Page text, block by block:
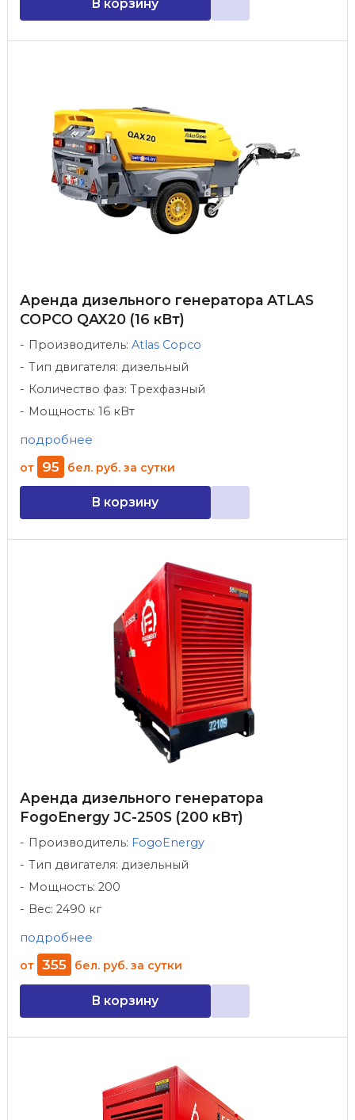
В корзину
Аренда дизельного генератора ATLAS
COPCO QAX20 (16 кВт)
Производитель: Atlas Copco
Тип двигателя: дизельный
Количество фаз: Трехфазный
Мощность: 16 кВт
подробнее
от 95 бел. руб. за сутки
В корзину
Аренда дизельного генератора
FogoEnergy JC-250S (200 кВт)
Производитель: FogoEnergy
Тип двигателя: дизельный
Мощность: 200
Вес: 2490 кг
подробнее
от 355 бел. руб. за сутки
В корзину